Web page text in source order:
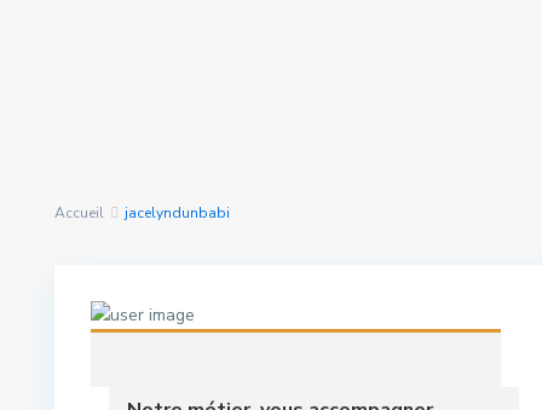
Accueil jacelyndunbabi